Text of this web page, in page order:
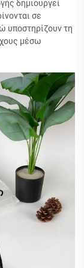
δημιουργεί
σε
υποστηρίζουν τη
μέσω